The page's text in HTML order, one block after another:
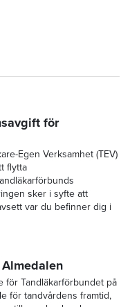
för
Egen Verksamhet (TEV)
flytta
sker i syfte att
var du befinner dig i
för Tandläkarförbundet på
för tandvårdens framtid,